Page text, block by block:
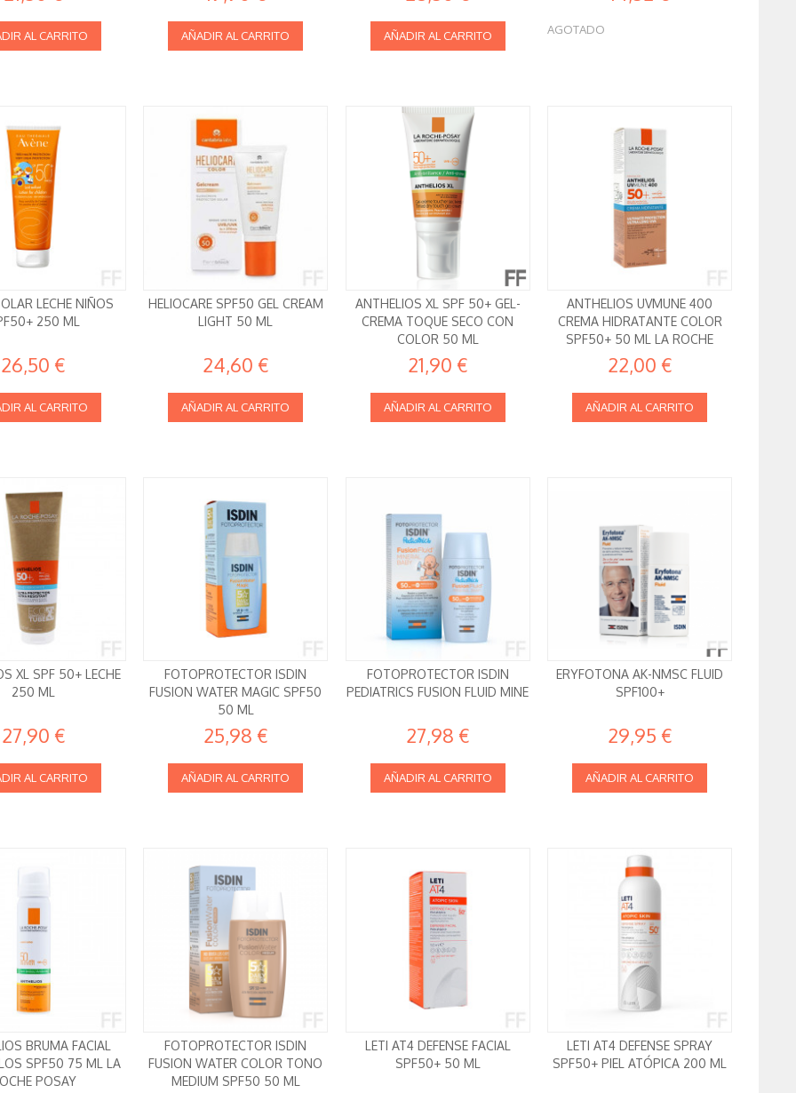
AL CARRITO AÑADIR AL CARRITO AÑADIR AL CARRITO AGOTADO
LECHE NIÑOS
250 ML
26,50 €
AL CARRITO
HELIOCARE SPF50 GEL CREAM
LIGHT 50 ML
24,60 €
AÑADIR AL CARRITO
ANTHELIOS XL SPF 50+ GEL-
CREMA TOQUE SECO CON
COLOR 50 ML
21,90 €
AÑADIR AL CARRITO
ANTHELIOS UVMUNE 400
CREMA HIDRATANTE COLOR
SPF50+ 50 ML LA ROCHE
POSAY
22,00 €
AÑADIR AL CARRITO
XL SPF 50+ LECHE
250 ML
27,90 €
AL CARRITO
FOTOPROTECTOR ISDIN
FUSION WATER MAGIC SPF50
50 ML
25,98 €
AÑADIR AL CARRITO
FOTOPROTECTOR ISDIN
PEDIATRICS FUSION FLUID MINE
27,98 €
AÑADIR AL CARRITO
ERYFOTONA AK-NMSC FLUID
SPF100+
29,95 €
AÑADIR AL CARRITO
BRUMA FACIAL
SPF50 75 ML LA
POSAY
FOTOPROTECTOR ISDIN
FUSION WATER COLOR TONO
MEDIUM SPF50 50 ML
LETI AT4 DEFENSE FACIAL
SPF50+ 50 ML
LETI AT4 DEFENSE SPRAY
SPF50+ PIEL ATÓPICA 200 ML